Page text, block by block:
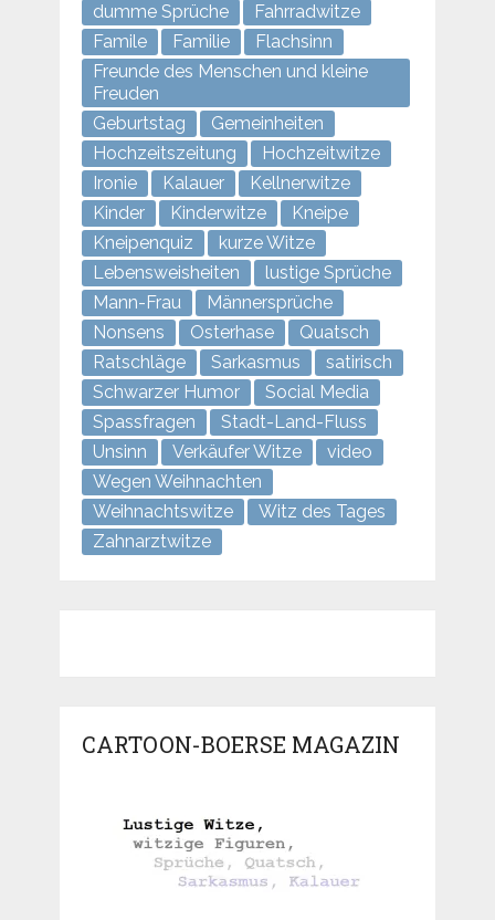
dumme Sprüche
Fahrradwitze
Famile
Familie
Flachsinn
Freunde des Menschen und kleine
Freuden
Geburtstag
Gemeinheiten
Hochzeitszeitung
Hochzeitwitze
Ironie
Kalauer
Kellnerwitze
Kinder
Kinderwitze
Kneipe
Kneipenquiz
kurze Witze
Lebensweisheiten
lustige Sprüche
Mann-Frau
Männersprüche
Nonsens
Osterhase
Quatsch
Ratschläge
Sarkasmus
satirisch
Schwarzer Humor
Social Media
Spassfragen
Stadt-Land-Fluss
Unsinn
Verkäufer Witze
video
Wegen Weihnachten
Weihnachtswitze
Witz des Tages
Zahnarztwitze
CARTOON-BOERSE MAGAZIN